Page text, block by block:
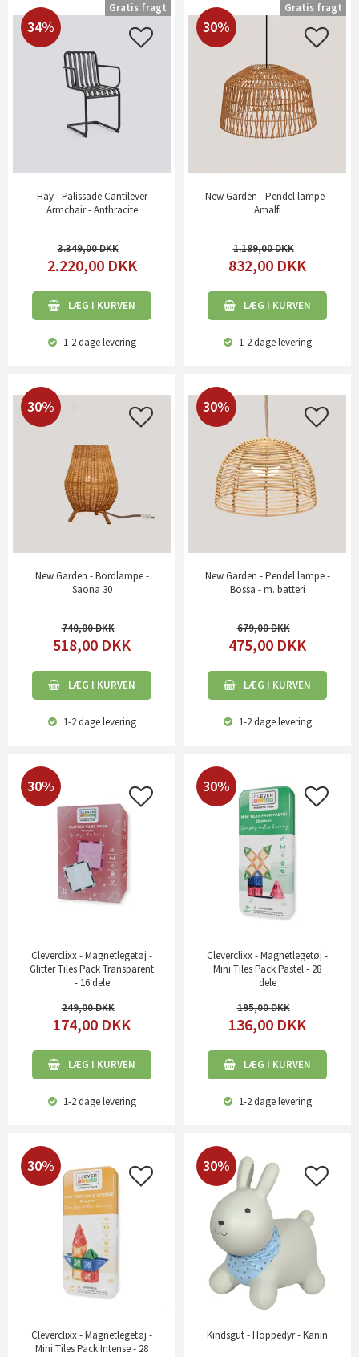
34%
Hay - Palissade Cantilever
Armchair - Anthracite
3.349,00
2.220,00 DKK
LÆG I KURVEN
1-2 dagelevering
Gratis fragt
30%
New Garden - Pendel lampe -
Amalfi
1.189,00
832,00 DKK
LÆG I KURVEN
1-2 dagelevering
Gratis fragt
30%
New Garden - Bordlampe -
Saona 30
740,00
518,00 DKK
LÆG I KURVEN
1-2 dagelevering
30%
New Garden - Pendel lampe -
Bossa - m. batteri
679,00
475,00 DKK
LÆG I KURVEN
1-2 dagelevering
30%
Cleverclixx - Magnetlegetøj -
Glitter Tiles Pack Transparent
- 16 dele
249,00
174,00 DKK
LÆG I KURVEN
1-2 dagelevering
30%
Cleverclixx - Magnetlegetøj -
Mini Tiles Pack Pastel - 28
dele
195,00
136,00 DKK
LÆG I KURVEN
1-2 dagelevering
30%
Cleverclixx - Magnetlegetøj -
Mini Tiles Pack Intense - 28
30%
Kindsgut - Hoppedyr - Kanin